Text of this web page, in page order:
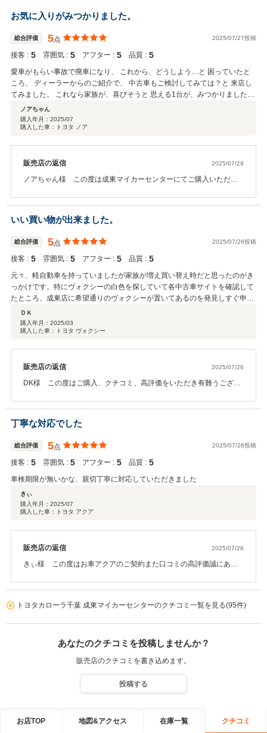
お気に入りがみつかりました。
総合評価 5点 2025/07/27投稿
接客 : 5 雰囲気 : 5 アフター : 5 品質 : 5
愛車がもらい事故で廃車になり、 これから、どうしよう…と 困っていたと
ころ、 ディーラーからのご紹介で、 中古車もご検討してみては？と 来店し
てみました。 これなら家族が、喜びそうと 思える1台が、みつかりました。
手続きなど、心配事もありましたが、 親切で、丁寧な対応をしていただきま
した。
ノアちゃん
購入年月： 2025/07
購入した車：トヨタ ノア
販売店の返信 2025/07/29
ノアちゃん様 この度は成東マイカーセンターにてご購入いただき
嬉しい気持ちになりました。事故での代替となり、ご不安があった
かとおもいますが、これからはノアを前の愛車のように可愛がって
いただけたらと思います。皆様の笑顔でパワーをもらえまし
た！！！また、いつでも遊びに来て下さい。この度はご納車おめで
とうございました。そして、クチコミ・高評価を頂き、感謝申し上
げます<(_ _)>
いい買い物が出来ました。
総合評価 5点 2025/07/26投稿
接客 : 5 雰囲気 : 5 アフター : 5 品質 : 5
元々、軽自動車を持っていましたが家族が増え買い替え時だと思ったのがき
っかけです。特にヴォクシーの白色を探していて各中古車サイトを確認して
たところ、成東店に希望通りのヴォクシーが置いてあるのを発見しすぐ申し
込みし、購入出来ました。担当してくれた方も親切に対応していただき、気
持ちよく車を購入でき感謝しています。ありがとうございました。
ＤＫ
購入年月： 2025/03
購入した車：トヨタ ヴォクシー
販売店の返信 2025/07/26
DK様 この度はご購入、クチコミ、高評価をいただき有難うござい
車後、お時間たっておりますが、快適にお使いいただいております
でしょうか？ご家族が増えたとのことで、VOXYでお子様と沢山の思
い出が増えます様に…♪ いつでも成東マイカーセンターに遊びにい
らして下さい(^^)/
丁寧な対応でした
総合評価 5点 2025/07/26投稿
接客 : 5 雰囲気 : 5 アフター : 5 品質 : 5
車検期限が無いかな、親切丁寧に対応していただきました
きぃ
購入年月： 2025/07
購入した車：トヨタ アクア
販売店の返信 2025/07/26
きぃ様 この度はお車アクアのご契約また口コミの高評価誠にあり
いませ。宜しくお願い致します！
トヨタカローラ千葉 成東マイカーセンターのクチコミ一覧を見る(95件)
あなたのクチコミを投稿しませんか？
販売店のクチコミを書き込めます。
投稿する
お店TOP 地図&アクセス 在庫一覧 クチコミ